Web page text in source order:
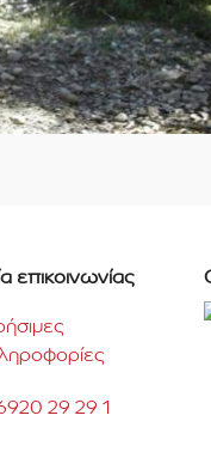
επικοινωνίας
29 29 1